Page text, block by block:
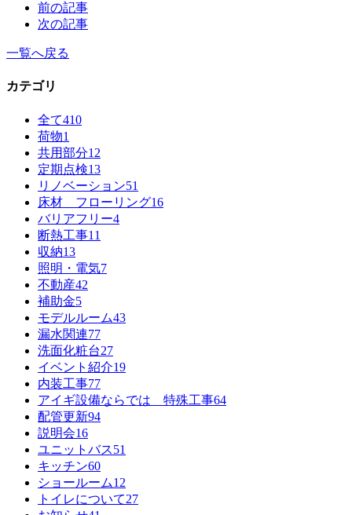
前の記事
次の記事
一覧へ戻る
カテゴリ
全て410
荷物1
共用部分12
定期点検13
リノベーション51
床材 フローリング16
バリアフリー4
断熱工事11
収納13
照明・電気7
不動産42
補助金5
モデルルーム43
漏水関連77
洗面化粧台27
イベント紹介19
内装工事77
アイギ設備ならでは 特殊工事64
配管更新94
説明会16
ユニットバス51
キッチン60
ショールーム12
トイレについて27